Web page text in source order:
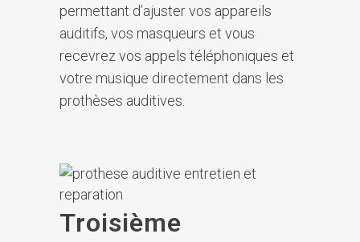
permettant d’ajuster vos appareils
auditifs, vos masqueurs et vous
recevrez vos appels téléphoniques et
votre musique directement dans les
prothèses auditives.
Troisième